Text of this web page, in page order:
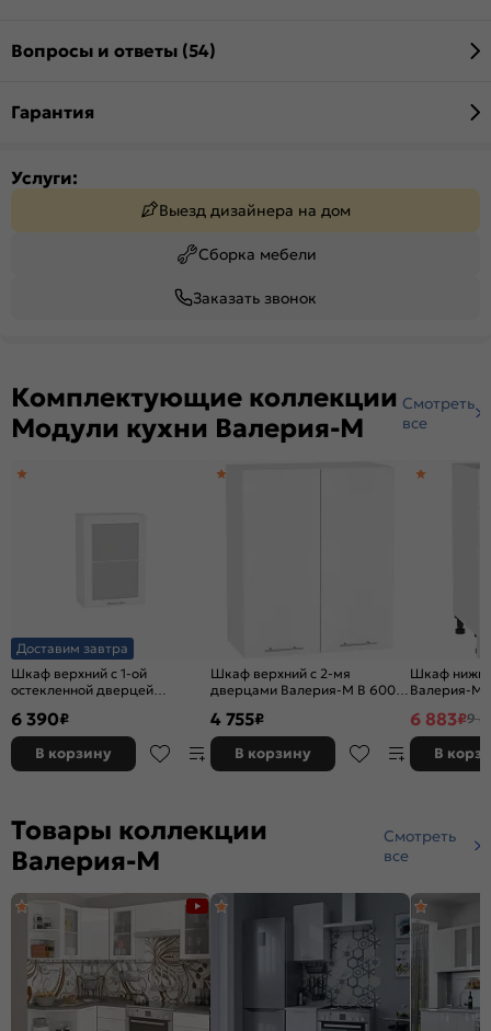
Вопросы и ответы (54)
Гарантия
Услуги:
Выезд дизайнера на дом
Сборка мебели
Заказать звонок
Комплектующие коллекции
Модули кухни Валерия-М
Смотреть
все
Доставим завтра
Шкаф верхний с 1-ой
остекленной дверцей
металлик-Белый
6 390₽
В корзину
Шкаф верхний с 2-мя
дверцами Валерия-М В 600
4 755₽
В корзину
Шкаф
Валерия-М
6 883₽9
В
Товары коллекции
Валерия-М
Смотреть
все